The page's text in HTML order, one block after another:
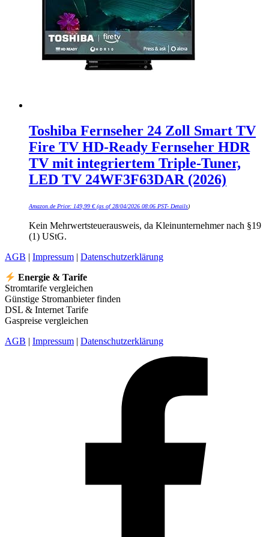
Toshiba Fernseher 24 Zoll Smart TV
Fire TV HD-Ready Fernseher HDR
TV mit integriertem Triple-Tuner,
LED TV 24WF3F63DAR (2026)
Amazon.de Price: 149,99 €(as of 28/04/2026 08:06 PST- Details)
Kein Mehrwertsteuerausweis, da Kleinunternehmer nach §19
(1) UStG.
AGB | Impressum | Datenschutzerklärung
Energie & Tarife
Stromtarife vergleichen
Günstige Stromanbieter finden
DSL & Internet Tarife
Gaspreise vergleichen
AGB | Impressum | Datenschutzerklärung